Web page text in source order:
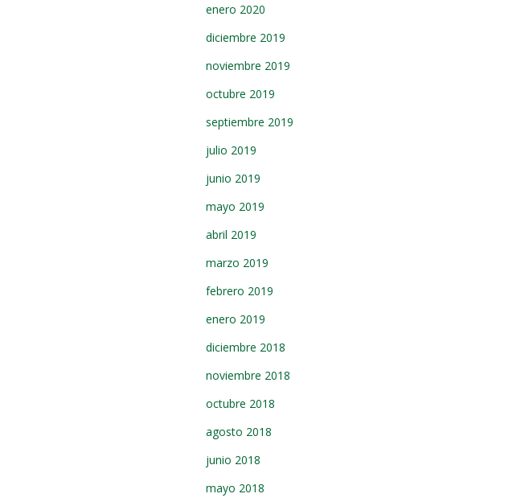
enero 2020
diciembre 2019
noviembre 2019
octubre 2019
septiembre 2019
julio 2019
junio 2019
mayo 2019
abril 2019
marzo 2019
febrero 2019
enero 2019
diciembre 2018
noviembre 2018
octubre 2018
agosto 2018
junio 2018
mayo 2018